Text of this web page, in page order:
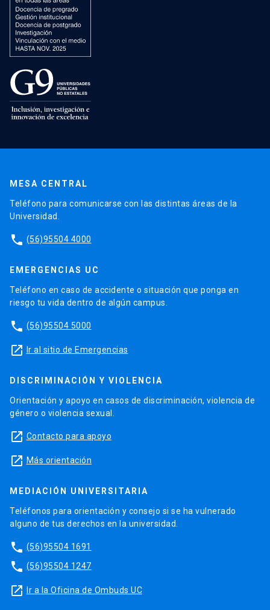
MESA CENTRAL
Teléfono para comunicarse con las distintas áreas de la
Universidad.
phone (56)95504 4000
EMERGENCIAS UC
Teléfono en caso de accidente o situación que ponga en
riesgo tu vida dentro de algún campus.
phone (56)95504 5000
launch Ir al sitio de Emergencias
DISCRIMINACIÓN Y VIOLENCIA
Orientación y apoyo en casos de discriminación, violencia de
género o violencia sexual.
launch Contacto para apoyo
launch Más orientación
MEDIACIÓN UNIVERSITARIA
Teléfonos para orientación y consejo si se ha vulnerado
alguno de tus derechos en la universidad.
phone (56)95504 1691
phone (56)95504 1247
launch Ir a la Oficina de Ombuds UC